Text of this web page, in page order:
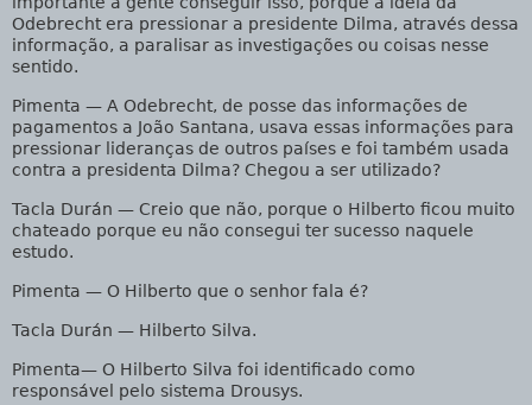
Odebrecht era pressionar a presidente Dilma, através dessa
informação, a paralisar as investigações ou coisas nesse
sentido.
Pimenta — A Odebrecht, de posse das informações de
pagamentos a João Santana, usava essas informações para
pressionar lideranças de outros países e foi também usada
contra a presidenta Dilma? Chegou a ser utilizado?
Tacla Durán — Creio que não, porque o Hilberto ficou muito
chateado porque eu não consegui ter sucesso naquele
estudo.
Pimenta — O Hilberto que o senhor fala é?
Tacla Durán — Hilberto Silva.
Pimenta— O Hilberto Silva foi identificado como
responsável pelo sistema Drousys.